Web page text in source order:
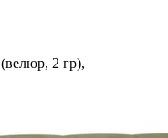
(велюр, 2 гр),